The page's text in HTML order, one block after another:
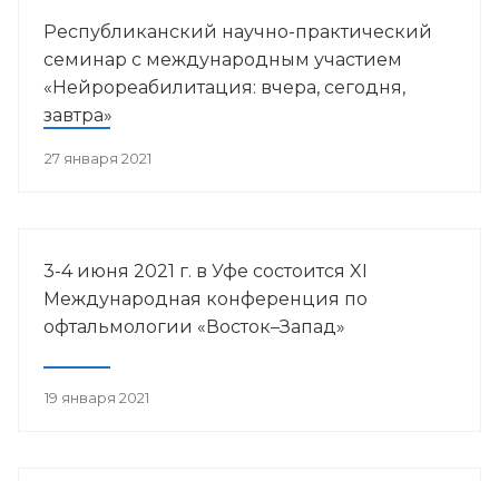
Республиканский научно-практический
семинар с международным участием
«Нейрореабилитация: вчера, сегодня,
завтра»
27 января 2021
3-4 июня 2021 г. в Уфе состоится XI
Международная конференция по
офтальмологии «Восток–Запад»
19 января 2021